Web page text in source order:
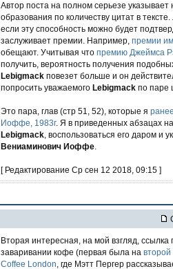
Автор поста на полном серьезе
образования по количеству цитат в
если эту способность можно будет
заслуживает премии. Например, премии
обещают. Учитывая что премию Джеймса
получить, вероятность получения
Lebigmack повезет больше и он
попросить уважаемого Lebigmack по паре
Это пара, глав (стр 51, 52), которые я
Иоффе, 1983г. Я в приведенных абзацах
Lebigmack , воспользоваться его даром и
Вениаминович Иоффе
[ Редактирование Ср сен 12 2018, 09:15 ]
Вторая интересная, на мой взгляд,
заваривании кофе (первая была на второй
Coffee London , где Мэтт Пергер